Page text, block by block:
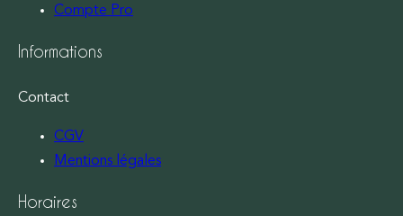
Compte Pro
Informations
Contact
CGV
Mentions légales
Horaires